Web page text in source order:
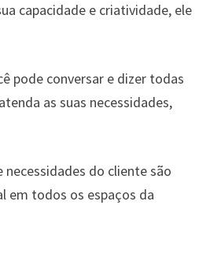
capacidade e criatividade, ele
pode conversar e dizer todas
as suas necessidades,
do cliente são
em todos os espaços da